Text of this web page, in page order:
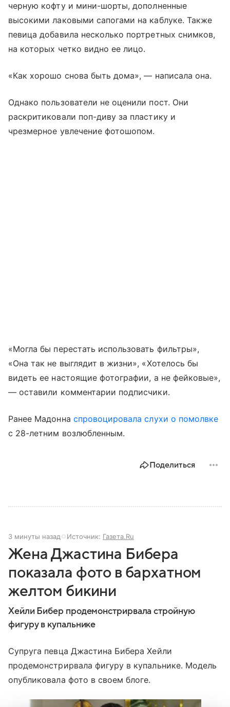
черную кофту и мини-шорты, дополненные
высокими лаковыми сапогами на каблуке. Также
певица добавила несколько портретных снимков,
на которых четко видно ее лицо.
«Как хорошо снова быть дома», — написала она.
Однако пользователи не оценили пост. Они
раскритиковали поп-диву за пластику и
чрезмерное увлечение фотошопом.
«Могла бы перестать использовать фильтры»,
«Она так не выглядит в жизни», «Хотелось бы
видеть ее настоящие фотографии, а не фейковые»,
— оставили комментарии подписчики.
Ранее Мадонна спровоцировала слухи о помолвке
с 28-летним возлюбленным.
Поделиться
3 минуты назад Источник: Газета.Ru
Жена Джастина Бибера
показала фото в бархатном
желтом бикини
Хейли Бибер продемонстрирвала стройную
фигуру в купальнике
Супруга певца Джастина Бибера Хейли
продемонстрирвала фигуру в купальнике. Модель
опубликовала фото в своем блоге.